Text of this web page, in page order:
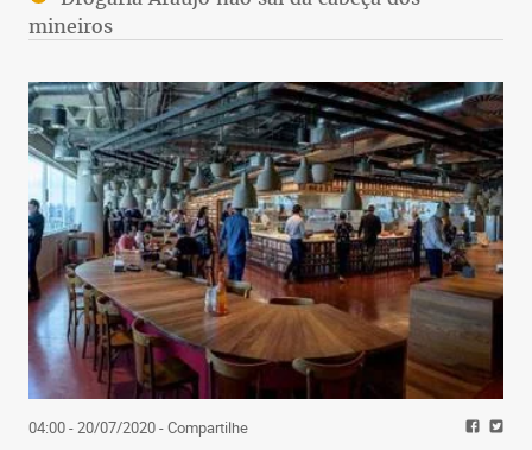
mineiros
04:00 - 20/07/2020- Compartilhe